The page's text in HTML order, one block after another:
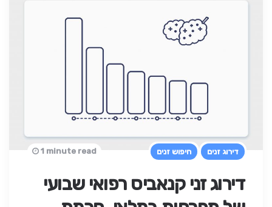
דירוג זנים חיפוש זנים
דירוג זני קנאביס רפואי שבועי
1 minute read